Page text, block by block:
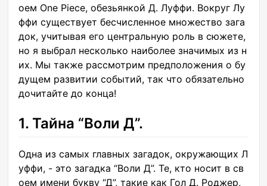
оем One Piece, обезьянкой Д. Луффи. Вокруг Лу
ффи существует бесчисленное множество зага
док, учитывая его центральную роль в сюжете,
но я выбрал несколько наиболее значимых из н
их. Мы также рассмотрим предположения о бу
дущем развитии событий, так что обязательно
дочитайте до конца!
1. Тайна “Воли Д”.
Одна из самых главных загадок, окружающих Л
уффи, - это загадка “Воли Д”. Те, кто носит в св
оем имени букву “Д”, такие как Гол Д. Роджер,